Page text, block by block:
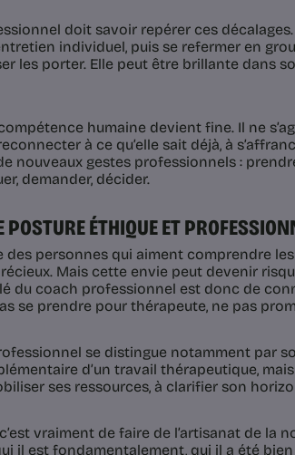
doit savoir repérer ces
individuel, puis se refermer en
les porter. Elle peut être brillante dans
humaine devient fine. Il ne
à ce qu’elle sait déjà, à
nouveaux gestes professionnels :
demander, décider.
POSTURE ÉTHIQUE ET
des personnes qui aiment comprendre
Mais cette envie peut devenir
du coach professionnel est donc de
se prendre pour thérapeute, ne pas
se distingue notamment par
d’un travail thérapeutique,
ses ressources, à clarifier son
vraiment de faire de l’artisanat de la
il est fondamentalement, qui il a été